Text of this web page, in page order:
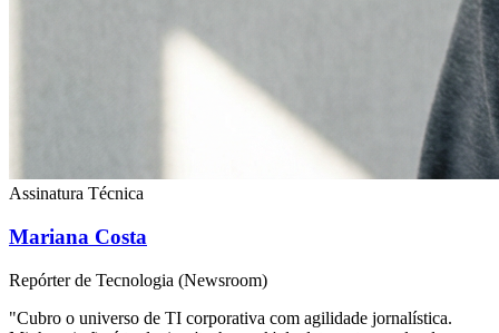
Assinatura Técnica
Mariana Costa
Repórter de Tecnologia (Newsroom)
"Cubro o universo de TI corporativa com agilidade jornalística.